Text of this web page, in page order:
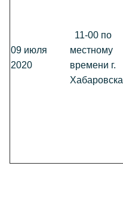
09 июля
2020
11-00 по
местному
времени г.
Хабаровска